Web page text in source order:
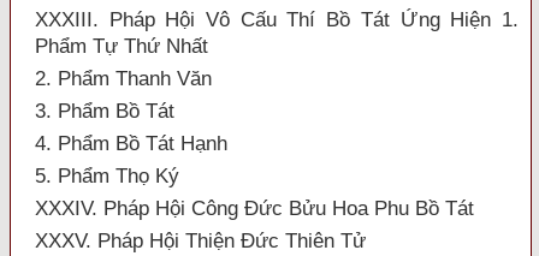
XXXIII. Pháp Hội Vô Cấu Thí Bồ Tát Ứng Hiện 1.
Phẩm Tự Thứ Nhất
2. Phẩm Thanh Văn
3. Phẩm Bồ Tát
4. Phẩm Bồ Tát Hạnh
5. Phẩm Thọ Ký
XXXIV. Pháp Hội Công Đức Bửu Hoa Phu Bồ Tát
XXXV. Pháp Hội Thiện Đức Thiên Tử